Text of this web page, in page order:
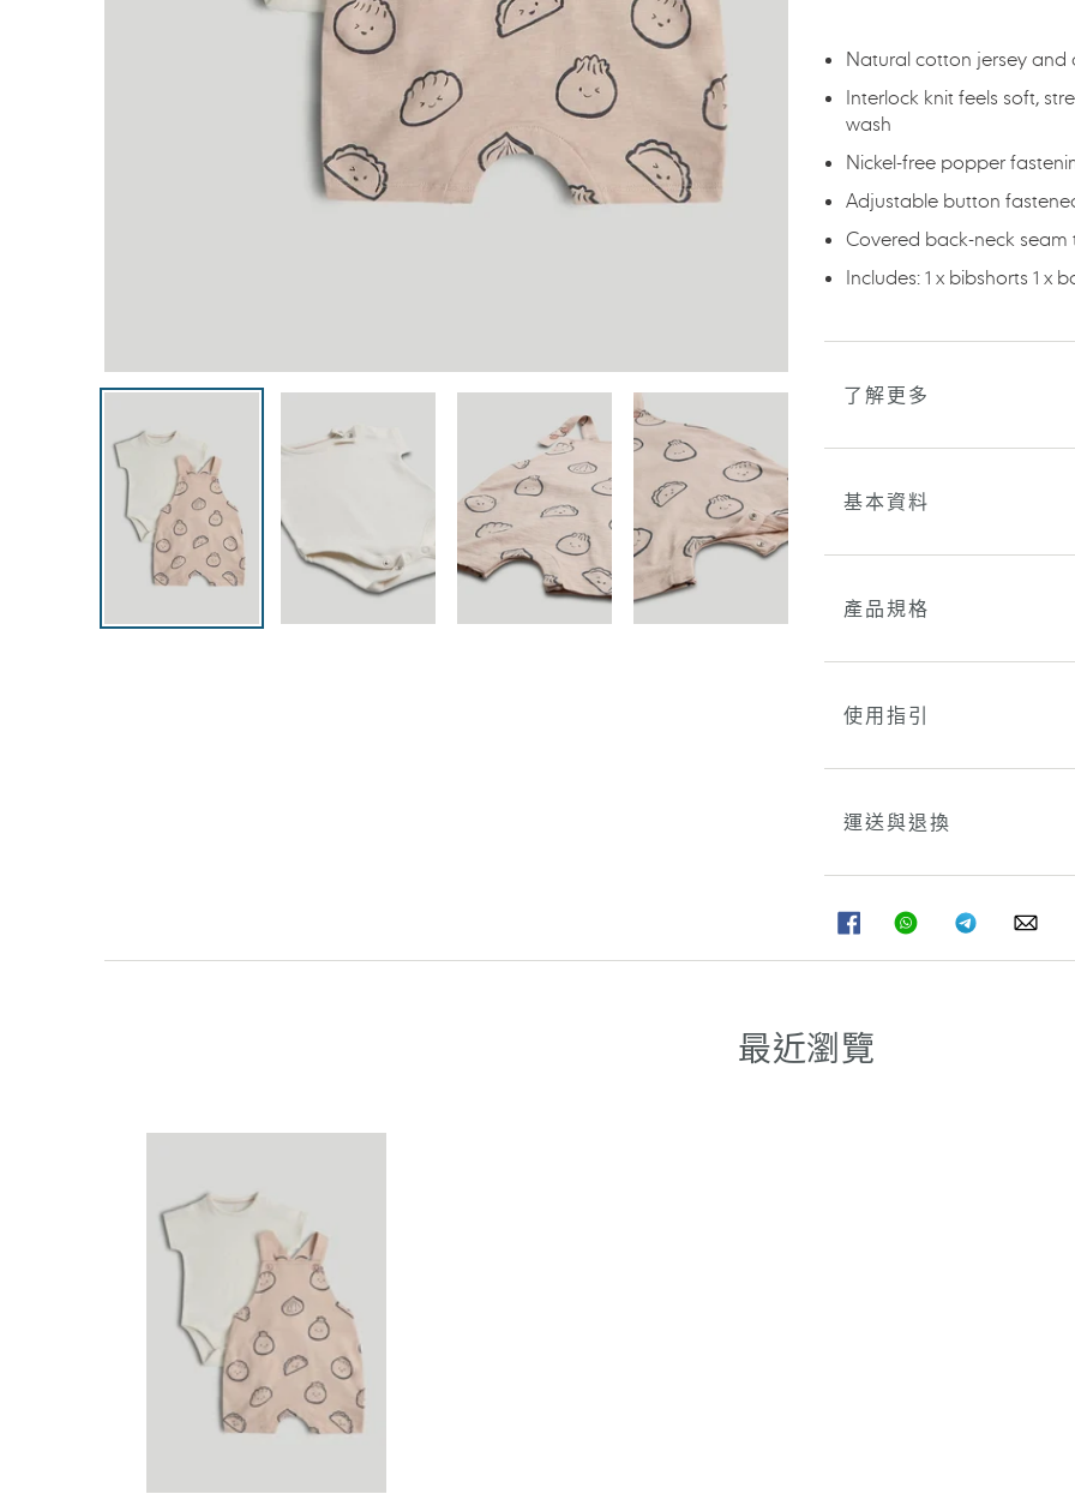
加
您
購
車
Natural cotton jersey and
Interlock knit feels soft,
wash
Nickel-free popper
Adjustable button
Covered back-neck
Includes: 1 x bibshorts 1 x
了解更多
基本資料
產品規格
使用指引
運送與退換
FACEBOOK
分
享
WHATSAPPTELEGRAM
分
享
最近瀏覽